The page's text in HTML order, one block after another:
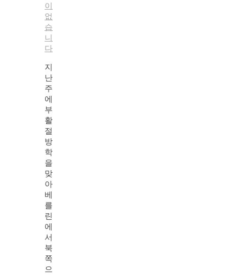
이
없
습
니
다
지
난
주
에
부
활
절
방
학
을
맞
아
베
를
린
에
서
북
쪽
으